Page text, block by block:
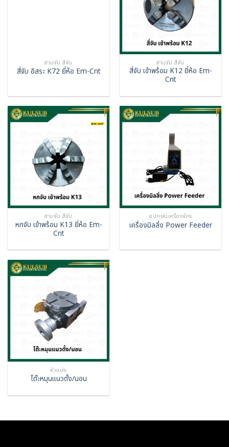
สามจับ สี่จับ
สี่จับ อิสระ K72 ยี่ห้อ Em-Cnt
สามจับ สี่จับ
สี่จับ เข้าพร้อม K12 ยี่ห้อ Em-
Cnt
สามจับ สี่จับ
หกจับ เข้าพร้อม K13 ยี่ห้อ Em-
Cnt
อุปกรณ์เครื่องจักร
เครื่องมิลลิ่ง Power Feeder
หัวแบ่ง
โต๊ะหมุนแนวตั้ง/นอน